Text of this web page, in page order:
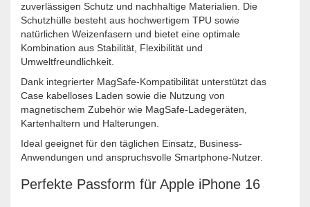
zuverlässigen Schutz und nachhaltige Materialien. Die
Schutzhülle besteht aus hochwertigem TPU sowie
natürlichen Weizenfasern und bietet eine optimale
Kombination aus Stabilität, Flexibilität und
Umweltfreundlichkeit.
Dank integrierter MagSafe-Kompatibilität unterstützt das
Case kabelloses Laden sowie die Nutzung von
magnetischem Zubehör wie MagSafe-Ladegeräten,
Kartenhaltern und Halterungen.
Ideal geeignet für den täglichen Einsatz, Business-
Anwendungen und anspruchsvolle Smartphone-Nutzer.
Perfekte Passform für Apple iPhone 16